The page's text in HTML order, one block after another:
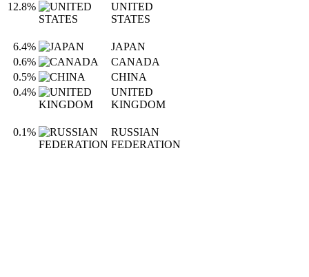
12.8%
UNITED
STATES
6.4%
JAPAN
0.6%
CANADA
0.5%
CHINA
0.4%
UNITED
KINGDOM
0.1%
RUSSIAN
FEDERATION